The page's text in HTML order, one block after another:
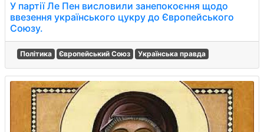
У партії Ле Пен висловили занепокоєння щодо
ввезення українського цукру до Європейського
Союзу.
Політика Європейський Союз Українська правда